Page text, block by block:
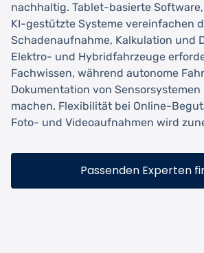
nachhaltig. Tablet-basierte
KI-gestützte Systeme vereinfachen
Schadenaufnahme, Kalkulation und
Elektro- und Hybridfahrzeuge
Fachwissen, während autonome
Dokumentation von
machen. Flexibilität bei Online-
Foto- und Videoaufnahmen wird
Passenden Experten